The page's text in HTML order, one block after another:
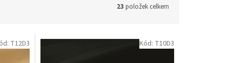
23 položek celkem
T12D3 Kód: T10D3